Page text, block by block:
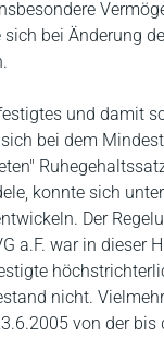
sich bei Änderung
und damit
bei dem
konnte sich
Der
a.F. war in dieser
nicht.
von der bis